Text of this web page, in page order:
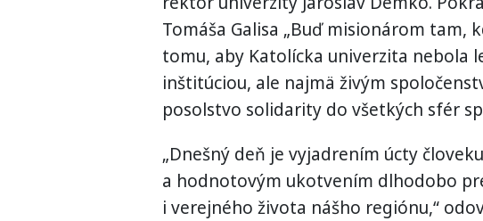
Tomáša Galisa „Buď misionárom tam,
tomu, aby Katolícka univerzita nebola
inštitúciou, ale najmä živým
posolstvo solidarity do všetkých sfér
„Dnešný deň je vyjadrením úcty
a hodnotovým ukotvením dlhodobo
i verejného života nášho regiónu,“